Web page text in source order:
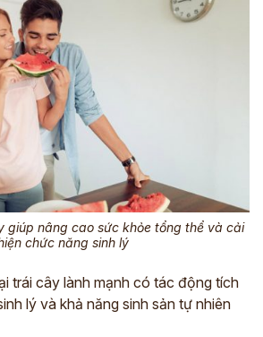
giúp nâng cao sức khỏe tổng thể và cải
chức năng sinh lý
trái cây lành mạnh có tác động tích
lý và khả năng sinh sản tự nhiên